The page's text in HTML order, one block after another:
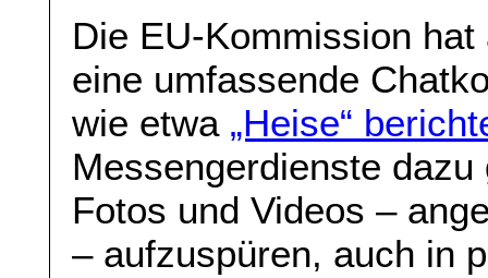
Die EU-Kommission
eine umfassende
wie etwa „Heise“
Messengerdienste
Fotos und Videos –
– aufzuspüren, auch in